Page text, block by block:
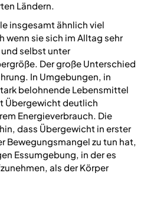
Ländern.
insgesamt ähnlich viel
wenn sie sich im Alltag sehr
selbst unter
Der große Unterschied
In Umgebungen, in
belohnende Lebensmittel
Übergewicht deutlich
Energieverbrauch. Die
dass Übergewicht in erster
Bewegungsmangel zu tun hat,
Essumgebung, in der es
als der Körper